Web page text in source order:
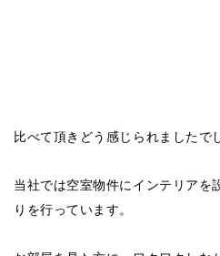
比べて頂きどう感じられましたで
当社では空室物件にインテリアを
りを行っています。